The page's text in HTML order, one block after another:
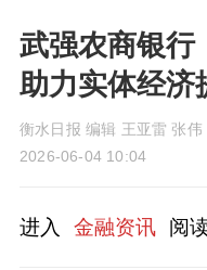
武强农商银行
助力实体经济
衡水日报 编辑 王亚雷 张伟
2026-06-04 10:04
进入 金融资讯 阅